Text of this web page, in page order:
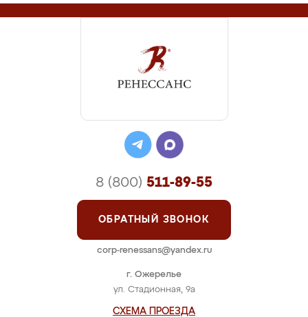
г. Ожерелье
ул. Стадионная, 9а
СХЕМА ПРОЕЗДА
8 (800) 511-89-55
ОБРАТНЫЙ ЗВОНОК
corp-renessans@yandex.ru